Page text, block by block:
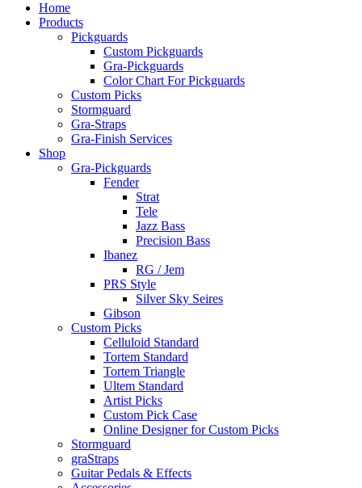
Home
Products
Pickguards
Custom Pickguards
Gra-Pickguards
Color Chart For Pickguards
Custom Picks
Stormguard
Gra-Straps
Gra-Finish Services
Shop
Gra-Pickguards
Fender
Strat
Tele
Jazz Bass
Precision Bass
Ibanez
RG / Jem
PRS Style
Silver Sky Seires
Gibson
Custom Picks
Celluloid Standard
Tortem Standard
Tortem Triangle
Ultem Standard
Artist Picks
Custom Pick Case
Online Designer for Custom Picks
Stormguard
graStraps
Guitar Pedals & Effects